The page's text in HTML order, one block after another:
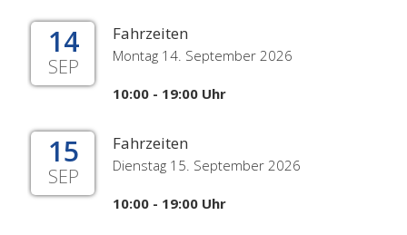
14
SEP
Fahrzeiten
Montag 14. September 2026
10:00 - 19:00 Uhr
15
SEP
Fahrzeiten
Dienstag 15. September 2026
10:00 - 19:00 Uhr